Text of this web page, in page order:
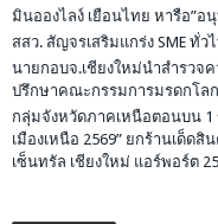
มินอองไลง์ เยือนไทย หารือ”
สสว. สัญจรเสริมแกร่ง SME ทั่
นายกอบจ.เชียงใหม่นำสำรวจ
ปรึกษาคณะกรรมการมรดกโล
กลุ่มจังหวัดภาคเหนือตอนบน 1
เมืองเหนือ 2569” ยกร้านเด็ด
เซ็นทรัล เชียงใหม่ แอร์พอร์ต